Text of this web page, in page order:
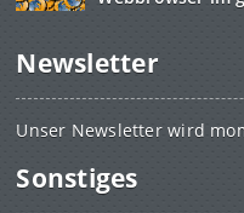
Newsletter
Unser Newsletter wird
Sonstiges